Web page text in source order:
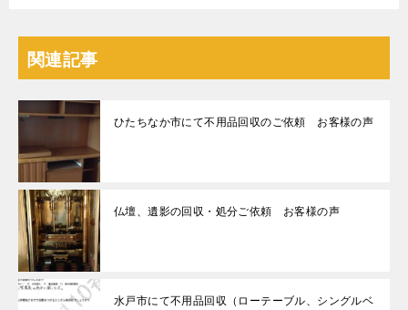
関連記事
ひたちなか市にて不用品回収のご依頼 お客様の声
仏壇、遺影の回収・処分ご依頼 お客様の声
水戸市にて不用品回収（ローテーブル、シングルベ